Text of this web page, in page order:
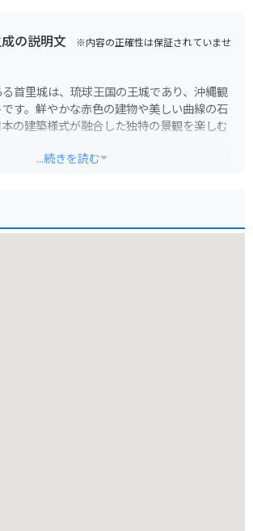
の説明文 ※内容の正確性は保証されていませ
首里城は、琉球王国の王城であり、沖縄観
す。鮮やかな赤色の建物や美しい曲線の石
の建築様式が融合した独特の景観を楽しむ
年に火災で焼失してしまった正殿は、2026
建築中です。首里城公園は、無料で散策で
...続きを読む